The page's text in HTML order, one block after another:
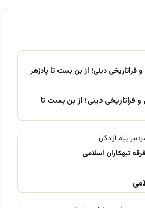
فراتاریخی دینی؛ از بن بست تا